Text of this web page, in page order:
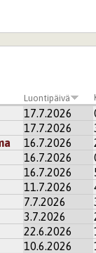
upeasti.
läpi kevättä
Luontipäivä
17.7.2026
17.7.2026
16.7.2026
16.7.2026
16.7.2026
11.7.2026
7.7.2026
3.7.2026
22.6.2026
10.6.2026